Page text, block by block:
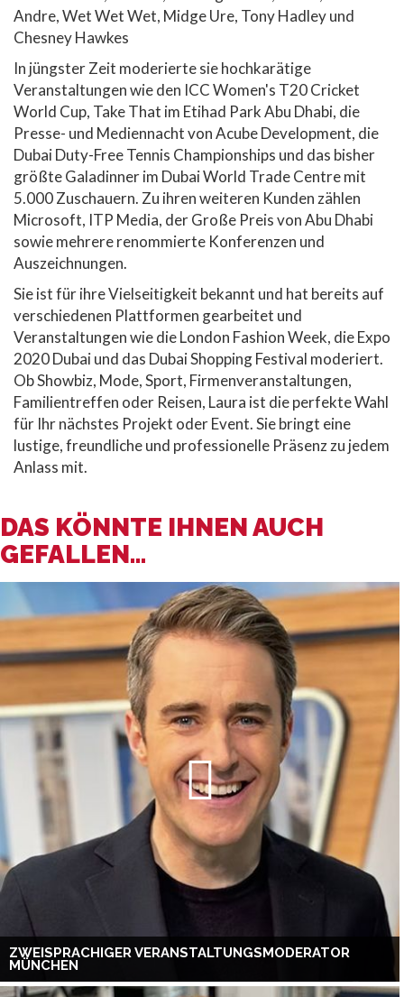
Andre, Wet Wet Wet, Midge Ure, Tony Hadley und
Chesney Hawkes
In jüngster Zeit moderierte sie hochkarätige
Veranstaltungen wie den ICC Women's T20 Cricket
World Cup, Take That im Etihad Park Abu Dhabi, die
Presse- und Mediennacht von Acube Development, die
Dubai Duty-Free Tennis Championships und das bisher
größte Galadinner im Dubai World Trade Centre mit
5.000 Zuschauern. Zu ihren weiteren Kunden zählen
Microsoft, ITP Media, der Große Preis von Abu Dhabi
sowie mehrere renommierte Konferenzen und
Auszeichnungen.
Sie ist für ihre Vielseitigkeit bekannt und hat bereits auf
verschiedenen Plattformen gearbeitet und
Veranstaltungen wie die London Fashion Week, die Expo
2020 Dubai und das Dubai Shopping Festival moderiert.
Ob Showbiz, Mode, Sport, Firmenveranstaltungen,
Familientreffen oder Reisen, Laura ist die perfekte Wahl
für Ihr nächstes Projekt oder Event. Sie bringt eine
lustige, freundliche und professionelle Präsenz zu jedem
Anlass mit.
DAS KÖNNTE IHNEN AUCH
GEFALLEN...
ZWEISPRACHIGER VERANSTALTUNGSMODERATOR
MÜNCHEN